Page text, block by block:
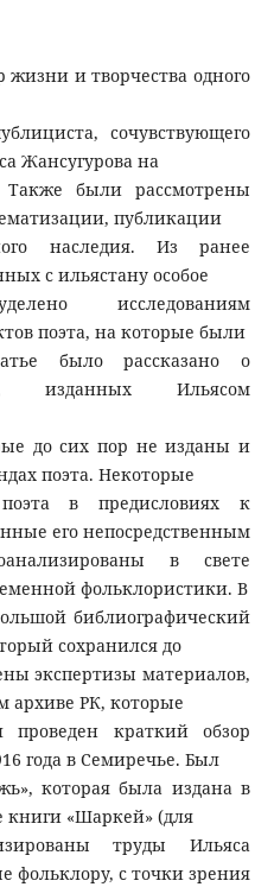
жизни и творчества одного
сочувствующего
Жансугурова на
Также были рассмотрены
публикации
наследия. Из ранее
с ильястану особое
исследованиям
поэта, на которые были
было рассказано о
изданных Ильясом
до сих пор не изданы и
поэта. Некоторые
в предисловиях к
его непосредственным
в свете
фольклористики. В
библиографический
сохранился до
экспертизы материалов,
архиве РК, которые
краткий обзор
года в Семиречье. Был
которая была издана в
книги «Шаркей» (для
труды Ильяса
фольклору, с точки зрения